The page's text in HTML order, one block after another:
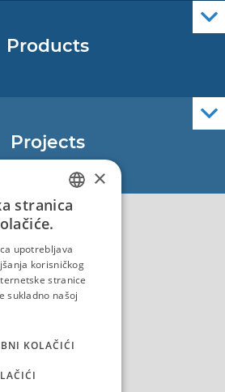
Products
Projects
- Project Core
IPA Project JASPPer
Project NauTour
CROATIAN
×
stranica
upotrebljava
korisničkog
stranice
sukladno našoj
KOLAČIĆI